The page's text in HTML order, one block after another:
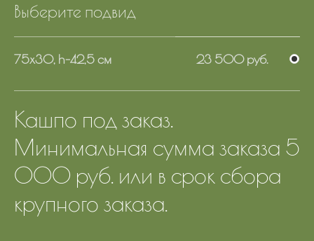
Выберите подвид
75х30, h-42,5 см 23 500 руб.
Кашпо под заказ.
Минимальная сумма заказа 5
000 руб. или в срок сбора
крупного заказа.